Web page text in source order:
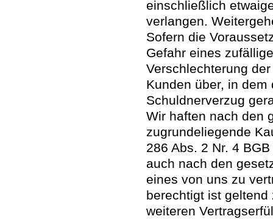
einschließlich
verlangen.
Sofern die
Gefahr eines
Verschlechterung
Kunden über, in
Schuldnerverzug
Wir haften nach den
zugrundeliegende
286 Abs. 2 Nr. 4
auch nach den
eines von uns zu
berechtigt ist
weiteren